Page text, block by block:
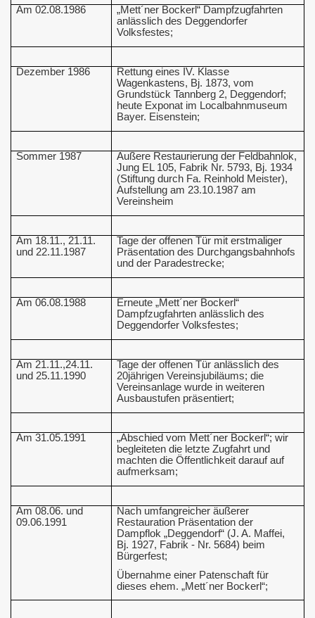
Am 02.08.1986
„Mett´ner Bockerl“ Dampfzugfahrten
anlässlich des Deggendorfer
Volksfestes;
Dezember 1986
Rettung eines IV. Klasse
Wagenkastens, Bj. 1873, vom
Grundstück Tannberg 2, Deggendorf;
heute Exponat im Localbahnmuseum
Bayer. Eisenstein;
Sommer 1987
Äußere Restaurierung der Feldbahnlok,
Jung EL 105, Fabrik Nr. 5793, Bj. 1934
(Stiftung durch Fa. Reinhold Meister),
Aufstellung am 23.10.1987 am
Vereinsheim
Am 18.11., 21.11.
und 22.11.1987
Tage der offenen Tür mit erstmaliger
Präsentation des Durchgangsbahnhofs
und der Paradestrecke;
Am 06.08.1988
Erneute „Mett´ner Bockerl“
Dampfzugfahrten anlässlich des
Deggendorfer Volksfestes;
Am 21.11.,24.11.
und 25.11.1990
Tage der offenen Tür anlässlich des
20jährigen Vereinsjubiläums; die
Vereinsanlage wurde in weiteren
Ausbaustufen präsentiert;
Am 31.05.1991
„Abschied vom Mett´ner Bockerl“; wir
begleiteten die letzte Zugfahrt und
machten die Öffentlichkeit darauf auf
aufmerksam;
Am 08.06. und
09.06.1991
Nach umfangreicher äußerer
Restauration Präsentation der
Dampflok „Deggendorf“ (J. A. Maffei,
Bj. 1927, Fabrik - Nr. 5684) beim
Bürgerfest;
Übernahme einer Patenschaft für
dieses ehem. „Mett´ner Bockerl“;